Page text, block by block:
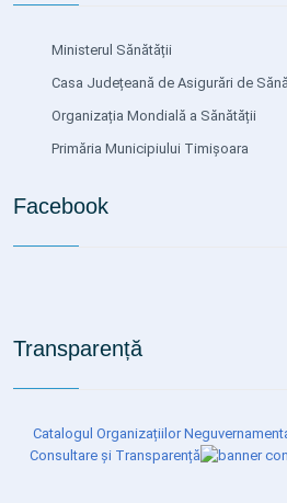
Ministerul Sănătății
Casa Județeană de Asigurări de
Organizația Mondială a Sănătății
Primăria Municipiului Timișoara
Facebook
Transparență
Catalogul Organizațiilor
Consultare și Transparență